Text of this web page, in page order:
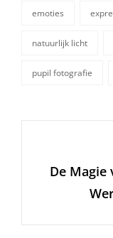
emoties
natuurlijk licht
pupil fotografie
bericht
De Magie